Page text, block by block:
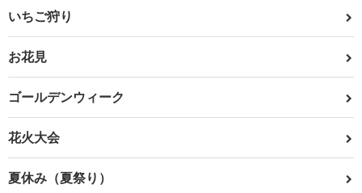
いちご狩り
お花見
ゴールデンウィーク
花火大会
夏休み（夏祭り）